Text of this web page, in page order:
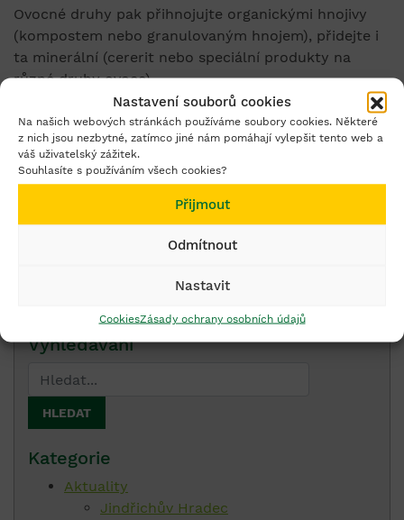
Nastavení souborů cookies
Na našich webových stránkách používáme soubory cookies. Některé
z nich jsou nezbytné, zatímco jiné nám pomáhají vylepšit tento web a
váš uživatelský zážitek.
Souhlasíte s používáním všech cookies?
Přijmout
Odmítnout
Nastavit
CookiesZásady ochrany osobních údajů
Ovocné druhy pak přihnojujte organickými hnojivy
(kompostem nebo granulovaným hnojem), přidejte i
ta minerální (cererit nebo speciální produkty na
různé druhy ovoce) .
Používejte přípravky na ochranu rostlin
Před použitím si vždy přečtěte označení a
informace o přípravku.
Vyhledávání
Kategorie
Aktuality
Jindřichův Hradec